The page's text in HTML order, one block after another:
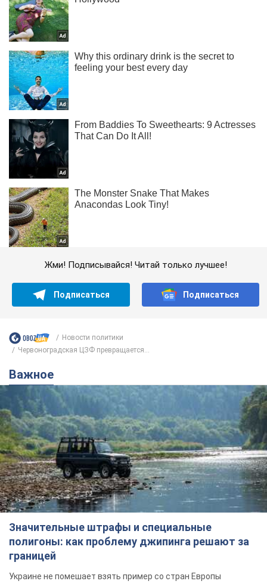
Жми! Подписывайся! Читай только лучшее!
Подписаться Подписаться
Новости политики
Червоноградская ЦЗФ превращается...
Важное
Значительные штрафы и специальные
полигоны: как проблему джипинга решают за
границей
Украине не помешает взять пример со стран Европы